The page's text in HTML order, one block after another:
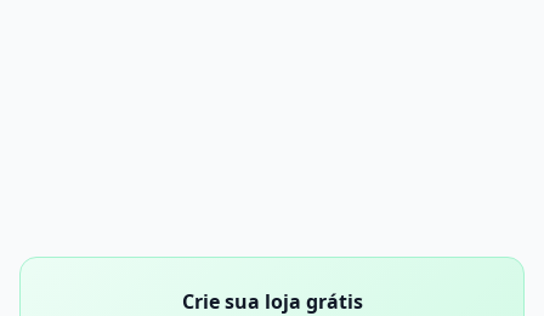
Crie sua loja grátis